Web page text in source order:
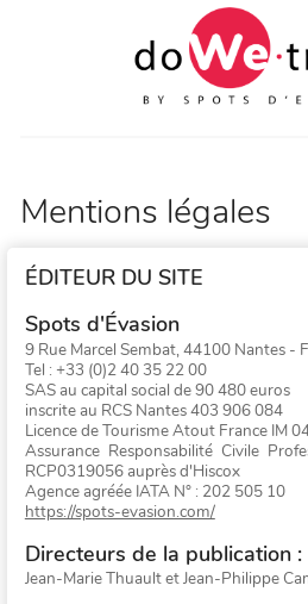
Activités
Kitesurf
Windsurf
Snorkeling
Wingfoil
Qui sommes-nous ?
Contact
Se
connecter/
Facebook
Mentions légales
ÉDITEUR DU SITE
Spots d'Évasion
9 Rue Marcel Sembat, 44100 Nantes -
Tel : +33 (0)2 40 35 22 00
SAS au capital social de 90 480 euros
inscrite au RCS Nantes 403 906 084
Licence de Tourisme Atout France IM
Assurance Responsabilité Civile
RCP0319056 auprès d'Hiscox
Agence agréée IATA N° : 202 505 10
https://spots-evasion.com/
Directeurs de la publication :
Jean-Marie Thuault et Jean-Philippe